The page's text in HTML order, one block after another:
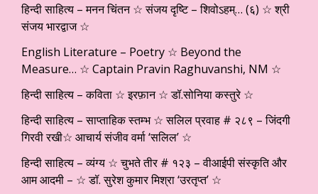
हिन्दी साहित्य – मनन चिंतन ☆ संजय दृष्टि – शिवोऽहम्… (६) ☆ श्री
संजय भारद्वाज ☆
English Literature – Poetry ☆ Beyond the
Measure… ☆ Captain Pravin Raghuvanshi, NM ☆
हिन्दी साहित्य – कविता ☆ इरफ़ान ☆ डॉ.सोनिया कस्तुरे ☆
हिन्दी साहित्य – साप्ताहिक स्तम्भ ☆ सलिल प्रवाह # २८९ – जिंदगी
गिरवी रखी☆ आचार्य संजीव वर्मा ‘सलिल’ ☆
हिन्दी साहित्य – व्यंग्य ☆ चुभते तीर # १२३ – वीआईपी संस्कृति और
आम आदमी – ☆ डॉ. सुरेश कुमार मिश्रा ‘उरतृप्त’ ☆